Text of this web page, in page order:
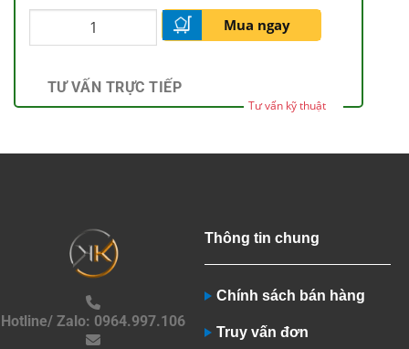
Mua ngay
TƯ VẤN TRỰC TIẾP
Tư vấn kỹ thuật
Hotline/ Zalo: 0964.997.106
Thông tin chung
Chính sách bán hàng
Truy vấn đơn